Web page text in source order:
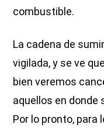
combustible.
La cadena de
vigilada, y se ve
bien veremos
aquellos en donde
Por lo pronto,